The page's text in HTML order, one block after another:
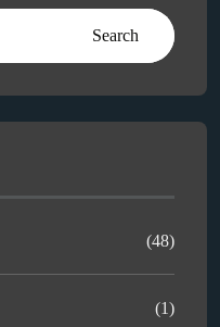
Search
(48)
(1)